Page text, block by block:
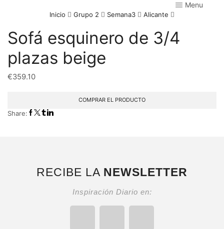
Menu
Inicio Grupo 2 Semana3 Alicante
Sofá esquinero de 3/4
plazas beige
€359.10
COMPRAR EL PRODUCTO
Share:
RECIBE LA NEWSLETTER
Inspiración Diario en: